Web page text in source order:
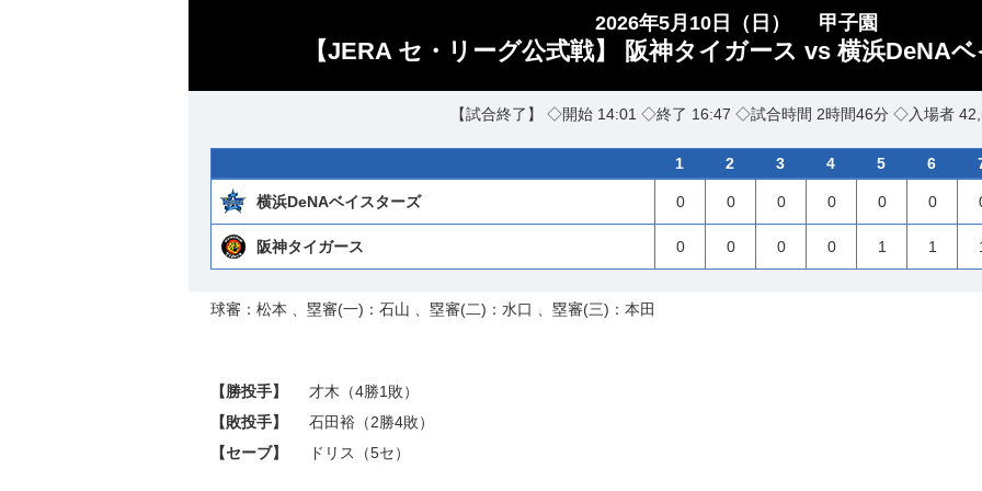
2026年5月10日（日） 甲子園
【JERA セ・リーグ公式戦】 阪神タイガース vs 横浜DeNA
【試合終了】 ◇開始 14:01 ◇終了 16:47 ◇試合時間 2時間46分 ◇入場者
1 2 3 4 5 6
横浜DeNAベイスターズ 0 0 0 0 0 0
阪神タイガース 0 0 0 0 1 1
球審：松本 、塁審(一)：石山 、塁審(二)：水口 、塁審(三)：本田
【勝投手】 才木 （4勝1敗）
【敗投手】
石田裕 （2勝4敗）
【セーブ】
ドリス （5セ）